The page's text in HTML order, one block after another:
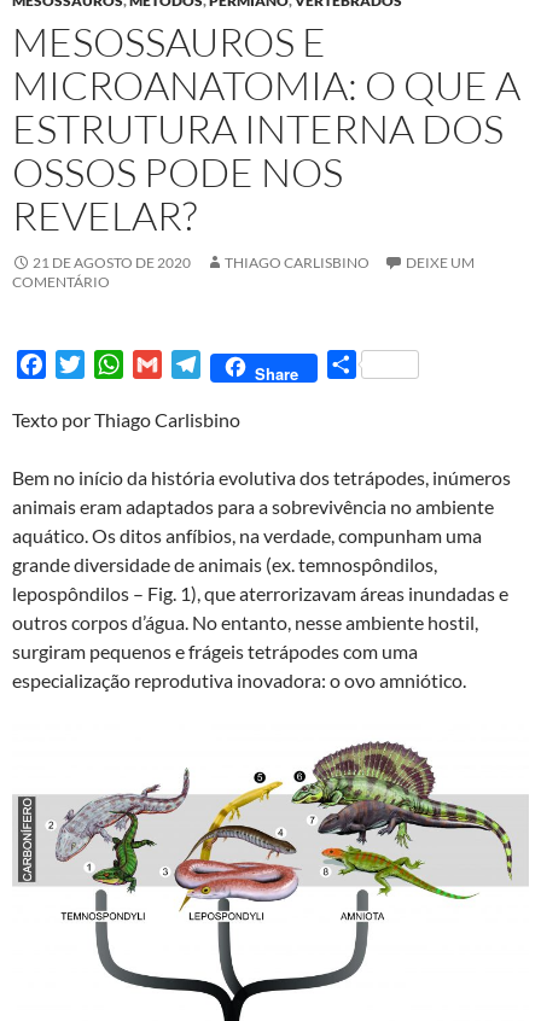
MESOSSAUROS E
MICROANATOMIA: O QUE A
ESTRUTURA INTERNA DOS
OSSOS PODE NOS
REVELAR?
21 DE AGOSTO DE 2020 THIAGO CARLISBINO
DEIXE UM
COMENTÁRIO
c
b
o
o
k
i
t
e
r
W
a
s
A
p
p
G
a
l
T
l
g
r
a
m
Share
S
e
Texto por Thiago Carlisbino
Bem no início da história evolutiva dos tetrápodes, inúmeros
animais eram adaptados para a sobrevivência no ambiente
aquático. Os ditos anfíbios, na verdade, compunham uma
grande diversidade de animais (ex. temnospôndilos,
lepospôndilos – Fig. 1), que aterrorizavam áreas inundadas e
outros corpos d’água. No entanto, nesse ambiente hostil,
surgiram pequenos e frágeis tetrápodes com uma
especialização reprodutiva inovadora: o ovo amniótico.